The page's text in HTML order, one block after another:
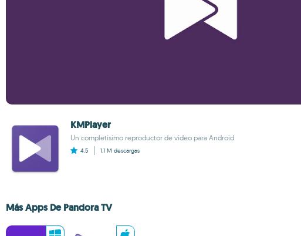
KMPlayer
Un completísimo reproductor de vídeo para Android
4.5 1.1 M descargas
Más Apps De Pandora TV